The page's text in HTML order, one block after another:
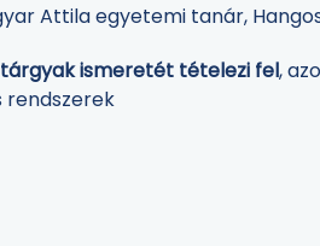
Attila egyetemi tanár,
ismeretét tételezi fel,
rendszerek